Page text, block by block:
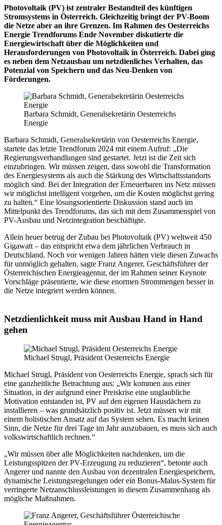
Photovoltaik (PV) ist zentraler Bestandteil des künftigen
Stromsystems in Österreich. Gleichzeitig bringt der PV-Boom
die Netze aber an ihre Grenzen. Im Rahmen des Oesterreichs
Energie Trendforums Ende November diskutierte die
Energiewirtschaft über die Möglichkeiten und
Herausforderungen von Photovoltaik in Österreich. Dabei ging
es neben dem Netzausbau um netzdienliches Verhalten, das
Potenzial von Speichern und das Neu-Denken von
Förderungen.
Barbara Schmidt, Generalsekretärin Oesterreichs
Energie
Barbara Schmidt, Generalsekretärin von Oesterreichs Energie,
startete das letzte Trendforum 2024 mit einem Aufruf: „Die
Regierungsverhandlungen sind gestartet. Jetzt ist die Zeit sich
einzubringen. Wir müssen zeigen, dass sowohl die Transformation
des Energiesystems als auch die Stärkung des Wirtschaftsstandorts
möglich sind. Bei der Integration der Erneuerbaren ins Netz müssen
wir möglichst intelligent vorgehen, um die Kosten möglichst gering
zu halten.“ Eine lösungsorientierte Diskussion stand auch im
Mittelpunkt des Trendforums, das sich mit dem Zusammenspiel von
PV-Ausbau und Netzintegration beschäftigte.
Allein heuer betrug der Zubau bei Photovoltaik (PV) weltweit 450
Gigawatt – das entspricht etwa dem jährlichen Verbrauch in
Deutschland. Noch vor wenigen Jahren hätten viele diesen Zuwachs
für unmöglich gehalten, sagte Franz Angerer, Geschäftsführer der
Österreichischen Energieagentur, der im Rahmen seiner Keynote
Vorschläge präsentierte, wie diese enormen Strommengen besser in
die Netze integriert werden können.
Netzdienlichkeit muss mit Ausbau Hand in Hand
gehen
Michael Strugl, Präsident Oesterreichs Energie
Michael Strugl, Präsident von Oesterreichs Energie, sprach sich für
eine ganzheitliche Betrachtung aus: „Wir kommen aus einer
Situation, in der aufgrund einer Preiskrise eine unglaubliche
Motivation entstanden ist, PV auf den eigenen Hausdächern zu
installieren – was grundsätzlich positiv ist. Jetzt müssen wir mit
einem holistischen Ansatz auf das System sehen. Es macht keinen
Sinn, die Netze für drei Tage im Jahr auszubauen, es muss sich auch
volkswirtschaftlich rechnen.“
„Wir müssen über alle Möglichkeiten nachdenken, um die
Leistungsspitzen der PV-Erzeugung zu reduzieren“, betonte auch
Angerer und nannte den Ausbau von dezentralen Energiespeichern,
dynamische Leistungsregelungen oder ein Bonus-Malus-System für
verringerte Netzanschlussleistungen in diesem Zusammenhang als
mögliche Maßnahmen.